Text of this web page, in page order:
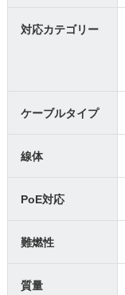
対応カテゴリー
ケーブルタイプ
線体
PoE対応
難燃性
質量